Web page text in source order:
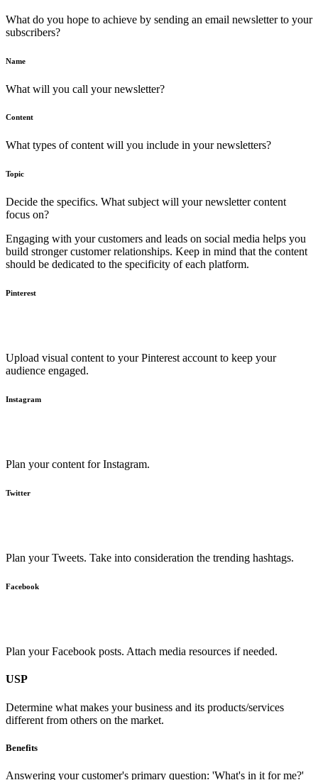
What do you hope to achieve by sending an email newsletter to your
subscribers?
Name
What will you call your newsletter?
Content
What types of content will you include in your newsletters?
Topic
Decide the specifics. What subject will your newsletter content
focus on?
Engaging with your customers and leads on social media helps you
build stronger customer relationships. Keep in mind that the content
should be dedicated to the specificity of each platform.
Pinterest
Upload visual content to your Pinterest account to keep your
audience engaged.
Instagram
Plan your content for Instagram.
Twitter
Plan your Tweets. Take into consideration the trending hashtags.
Facebook
Plan your Facebook posts. Attach media resources if needed.
USP
Determine what makes your business and its products/services
different from others on the market.
Benefits
Answering your customer's primary question: 'What's in it for me?'